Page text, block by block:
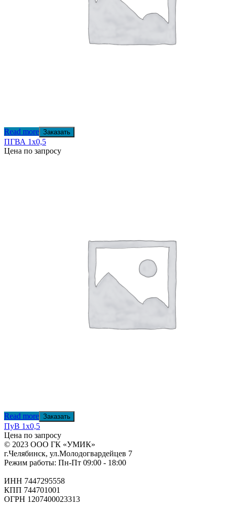
Read more Заказать
ПГВА 1х0,5
Цена по запросу
Read more Заказать
ПуВ 1х0,5
Цена по запросу
© 2023 ООО ГК «УМИК»
г.Челябинск, ул.Молодогвардейцев 7
Режим работы: Пн-Пт 09:00 - 18:00
ИНН 7447295558
КПП 744701001
ОГРН 1207400023313